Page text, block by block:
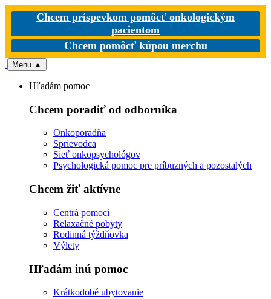
Chcem príspevkom pomôcť onkologickým
pacientom
Chcem pomôcť kúpou merchu
Menu ▲
Hľadám pomoc
Chcem poradiť od odborníka
Onkoporadňa
Sprievodca
Sieť onkopsychológov
Psychologická pomoc pre príbuzných a pozostalých
Chcem žiť aktívne
Centrá pomoci
Relaxačné pobyty
Rodinná týždňovka
Výlety
Hľadám inú pomoc
Krátkodobé ubytovanie